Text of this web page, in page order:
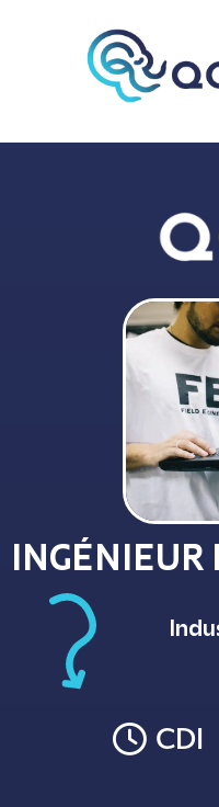
INGÉNIEUR
CDI